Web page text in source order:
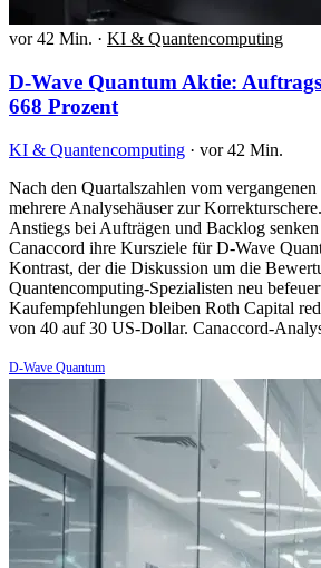
vor 42 Min. · KI & Quantencomputing
D-Wave Quantum Aktie:
668 Prozent
KI & Quantencomputing · vor 42 Min.
Nach den Quartalszahlen vom
mehrere Analysehäuser zur
Anstiegs bei Aufträgen und Backlog
Canaccord ihre Kursziele für D-Wave
Kontrast, der die Diskussion um die
Quantencomputing-Spezialisten neu
Kaufempfehlungen bleiben Roth Capital
von 40 auf 30 US-Dollar. Canaccord-
D-Wave Quantum